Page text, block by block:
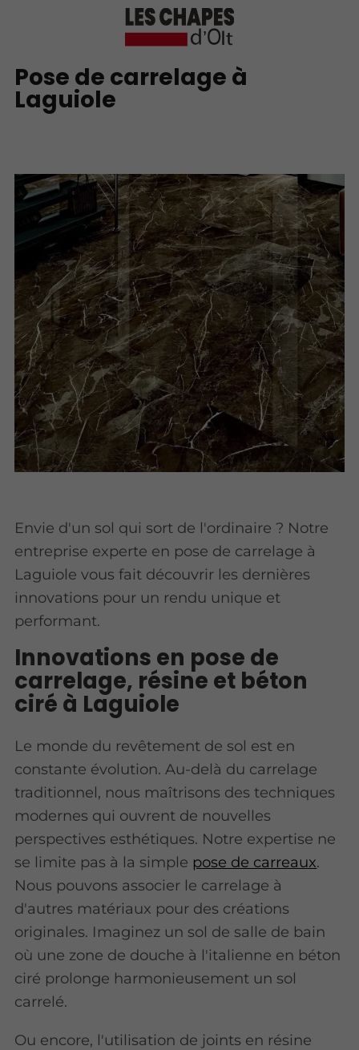
Pose de carrelage à
Laguiole
Envie d'un sol qui sort de l'ordinaire ? Notre
entreprise experte en pose de carrelage à
Laguiole vous fait découvrir les dernières
innovations pour un rendu unique et
performant.
Innovations en pose de
carrelage, résine et béton
ciré à Laguiole
Le monde du revêtement de sol est en
constante évolution. Au-delà du carrelage
traditionnel, nous maîtrisons des techniques
modernes qui ouvrent de nouvelles
perspectives esthétiques. Notre expertise ne
se limite pas à la simple pose de carreaux.
Nous pouvons associer le carrelage à
d'autres matériaux pour des créations
originales. Imaginez un sol de salle de bain
où une zone de douche à l'italienne en béton
ciré prolonge harmonieusement un sol
carrelé.
Ou encore, l'utilisation de joints en résine